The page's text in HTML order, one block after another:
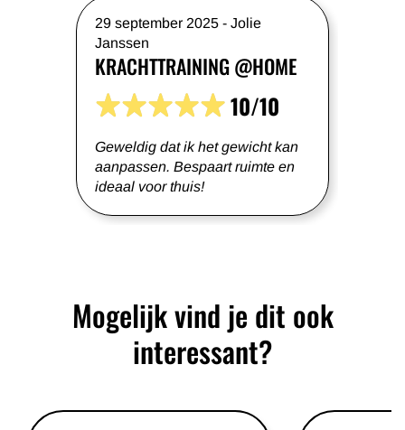
29 september 2025 - Jolie
Janssen
KRACHTTRAINING @HOME
10/10
Geweldig dat ik het gewicht kan
aanpassen. Bespaart ruimte en
ideaal voor thuis!
Mogelijk vind je dit ook
interessant?